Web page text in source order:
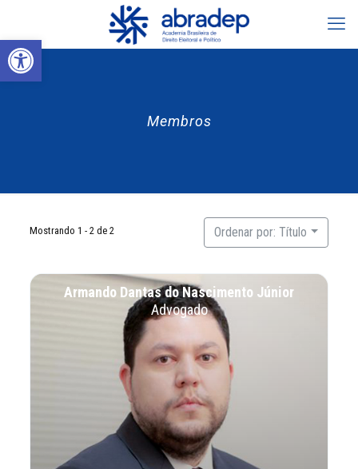
Abrir a barra de ferramentas
Membros
Mostrando 1 - 2 de 2 Ordenar por: Título
Armando Dantas do Nascimento Júnior
Advogado